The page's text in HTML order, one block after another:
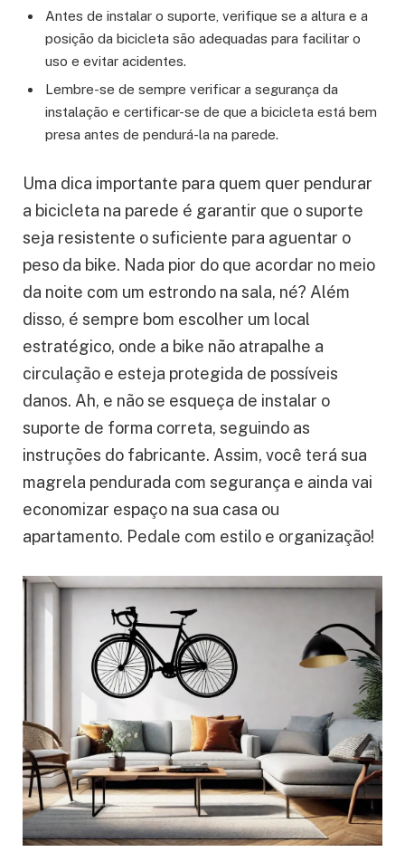
Antes de instalar o suporte, verifique se a altura e a
posição da bicicleta são adequadas para facilitar o
uso e evitar acidentes.
Lembre-se de sempre verificar a segurança da
instalação e certificar-se de que a bicicleta está bem
presa antes de pendurá-la na parede.
Uma dica importante para quem quer pendurar
a bicicleta na parede é garantir que o suporte
seja resistente o suficiente para aguentar o
peso da bike. Nada pior do que acordar no meio
da noite com um estrondo na sala, né? Além
disso, é sempre bom escolher um local
estratégico, onde a bike não atrapalhe a
circulação e esteja protegida de possíveis
danos. Ah, e não se esqueça de instalar o
suporte de forma correta, seguindo as
instruções do fabricante. Assim, você terá sua
magrela pendurada com segurança e ainda vai
economizar espaço na sua casa ou
apartamento. Pedale com estilo e organização!